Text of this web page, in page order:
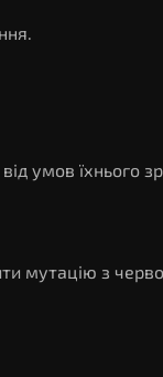
умов їхнього
мутацію з